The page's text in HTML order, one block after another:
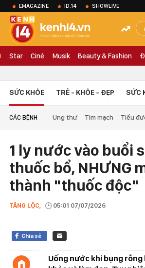
EMAGAZINE ID.14 SHOWLIVE
Star Ciné Musik Beauty & Fashion
SỨC KHỎE TRẺ - KHỎE - ĐẸP SỨC
CÁC BỆNH Ung thư Tim mạch Tiểu
1 ly nước vào buổi
thuốc bổ, NHƯNG
thành "thuốc độc"
TĂNG LỘC, 05:01 07/07/2026
Chia sẻ
Uống nước khi bụng